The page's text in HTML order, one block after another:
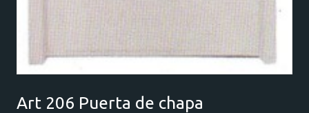
Art 206 Puerta de chapa